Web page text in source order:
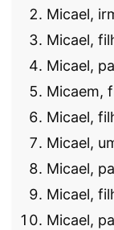
Micael,
Micael,
Micael,
Micaem,
Micael,
Micael,
Micael,
Micael,
Micael,